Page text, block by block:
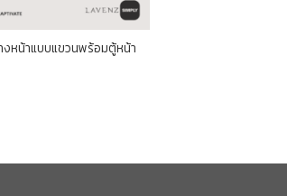
างหน้าแบบแขวนพร้อมตู้หน้า